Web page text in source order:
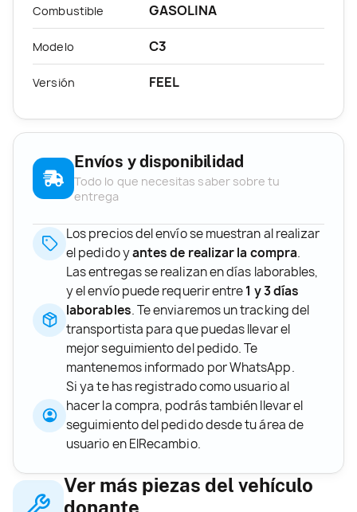
Combustible GASOLINA
Modelo C3
Versión FEEL
Envíos y disponibilidad
Todo lo que necesitas saber sobre tu
entrega
Los precios del envío se muestran al realizar
el pedido yantes de realizar la compra.
Las entregas se realizan en días laborables,
y el envío puede requerir entre1 y 3 días
laborables. Te enviaremos un tracking del
transportista para que puedas llevar el
mejor seguimiento del pedido. Te
mantenemos informado por WhatsApp.
Si ya te has registrado como usuario al
hacer la compra, podrás también llevar el
seguimiento del pedido desde tu área de
usuario en ElRecambio.
Ver más piezas del vehículo
donante